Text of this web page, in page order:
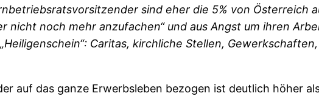
sind eher die 5% von Österreich
nicht noch mehr anzufachen“ und aus Angst um ihren
Caritas, kirchliche Stellen,
auf das ganze Erwerbsleben bezogen ist deutlich höher